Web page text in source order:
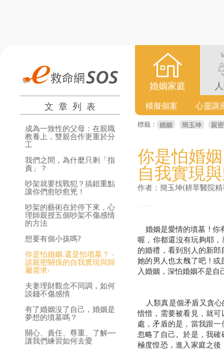
文章列表
成為一致性的父母：在親職
教養上，雙親合作更重於分
工
我們之間，為什麼只剩「指
責」？
吵架就要找戰犯？搞錯重點
讓你們愈吵愈兇！
吵架的藝術在於停下來，心
理師親授五個吵架不傷感情
的方法
想要有個小孩嗎?
你是怕婚姻.還是怕墳墓？ -
談親密關係的自我實現與歸
屬需求-
夫妻理財觀念不同調，如何
談錢不傷感情
有了婚姻沒了自己，婚姻是
夢想的墳墓嗎？
關心、責任、尊重、了解──
讓我們練習如何去愛
婚姻家庭
模擬個案 心靈講
標籤： 婚姻 簡玉坤 親
你是怕婚
自我實現
作者：簡玉坤(耕莘醫院
婚姻是愛情的墳墓 ! 你
喔，你都還沒有玩夠耶
的婚禮，看到別人的新
她的男人也太醜了吧 ! 或
入婚姻，深怕婚姻不是自
人類真是個矛盾又貪心
惜惜，需要被看見，就
處，矛盾的是，當我跟
忽略了自己。於是，我
極度惶恐，進入家庭之